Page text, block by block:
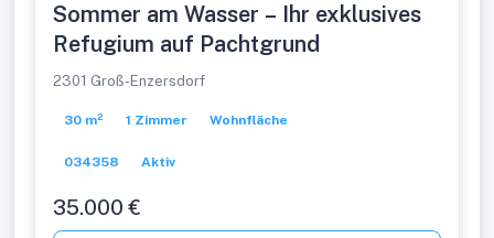
Sommer am Wasser – Ihr exklusives
Refugium auf Pachtgrund
2301 Groß-Enzersdorf
30 m² 1 Zimmer Wohnfläche
034358 Aktiv
35.000 €